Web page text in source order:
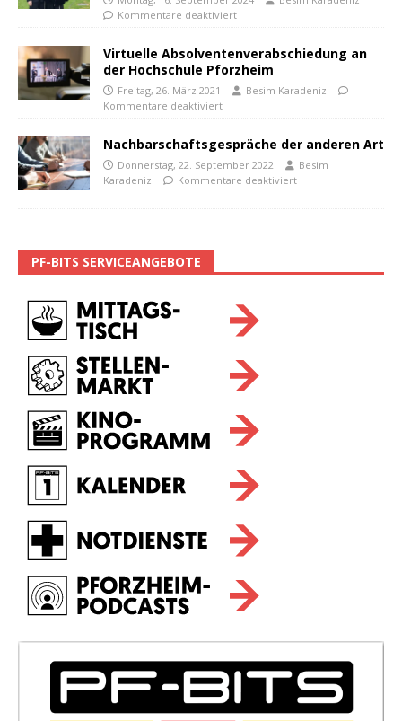
Kommentare deaktiviert
Virtuelle Absolventenverabschiedung an
der Hochschule Pforzheim
Freitag, 26. März 2021
Besim Karadeniz
Kommentare deaktiviert
Nachbarschaftsgespräche der anderen Art
Donnerstag, 22. September 2022
Besim
Karadeniz
Kommentare deaktiviert
PF-BITS SERVICEANGEBOTE